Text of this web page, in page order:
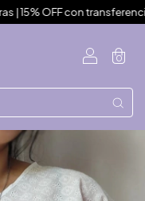
OFF con transferencia |
0